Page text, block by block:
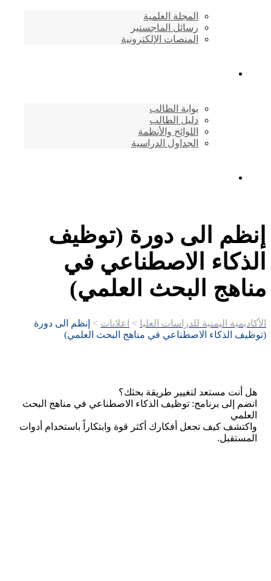
المجلة العلمية
رسائل الماجستير
المنصات الإلكترونية
بوابة الطالب
دليل الطالب
اللوائح والأنظمة
الجداول الدراسية
إنظم الى دورة (توظيف
الذكاء الاصطناعي في
مناهج البحث العلمي)
الأكاديمية اليمنية للدراسات العليا > اعلانات > إنظم الى دورة
(توظيف الذكاء الاصطناعي في مناهج البحث العلمي)
هل أنت مستعد لتغيير طريقة بحثك؟
انضم إلى برنامج: توظيف الذكاء الاصطناعي في مناهج البحث
العلمي
واكتشف كيف تجعل أفكارك أكثر قوة وابتكاراً باستخدام أدوات
المستقبل.